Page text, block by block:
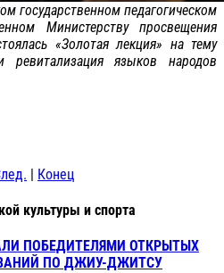
государственном педагогическом
Министерству просвещения
«Золотая лекция» на тему
ревитализация языков народов
| Конец
культуры и спорта
ПОБЕДИТЕЛЯМИ ОТКРЫТЫХ
ПО ДЖИУ-ДЖИТСУ